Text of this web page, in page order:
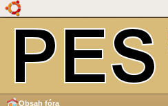
Obsah fóra